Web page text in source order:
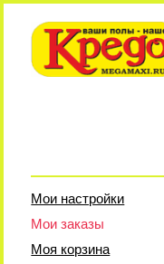
Мои настройки
Мои заказы
Моя корзина